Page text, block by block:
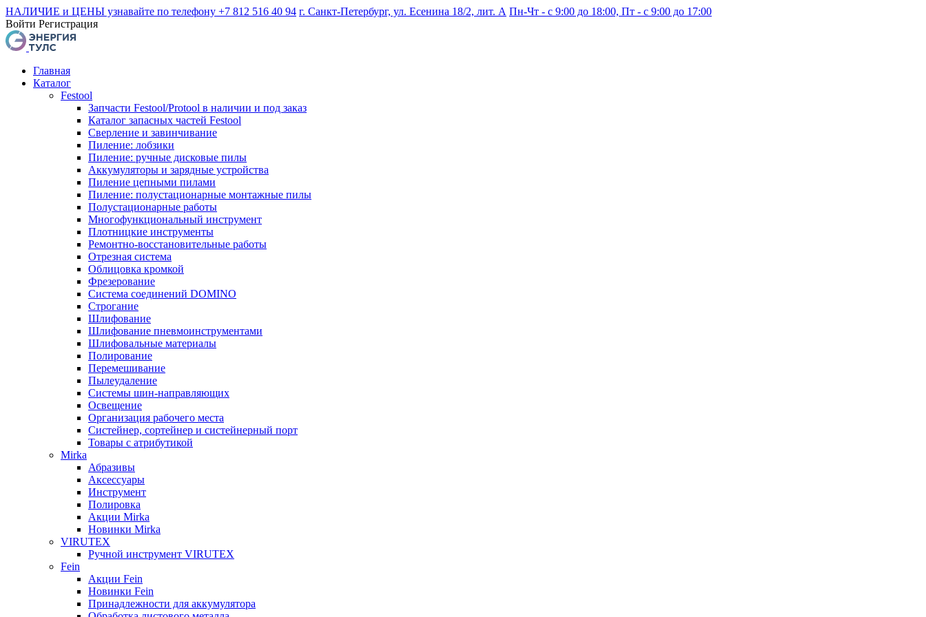
НАЛИЧИЕ и ЦЕНЫ узнавайте по телефону +7 812 516 40 94 г. Санкт-Петербург, ул. Есенина 18/2, лит. А Пн-Чт - с 9:00 до 18:00, Пт - с 9:00 до 17:00
Войти Регистрация
Главная
Каталог
Festool
Запчасти Festool/Protool в наличии и под заказ
Каталог запасных частей Festool
Сверление и завинчивание
Пиление: лобзики
Пиление: ручные дисковые пилы
Аккумуляторы и зарядные устройства
Пиление цепными пилами
Пиление: полустационарные монтажные пилы
Полустационарные работы
Многофункциональный инструмент
Плотницкие инструменты
Ремонтно-восстановительные работы
Отрезная система
Облицовка кромкой
Фрезерование
Система соединений DOMINO
Строгание
Шлифование
Шлифование пневмоинструментами
Шлифовальные материалы
Полирование
Перемешивание
Пылеудаление
Системы шин-направляющих
Освещение
Организация рабочего места
Систейнер, сортейнер и систейнерный порт
Товары с атрибутикой
Mirka
Абразивы
Аксессуары
Инструмент
Полировка
Акции Mirka
Новинки Mirka
VIRUTEX
Ручной инструмент VIRUTEX
Fein
Акции Fein
Новинки Fein
Принадлежности для аккумулятора